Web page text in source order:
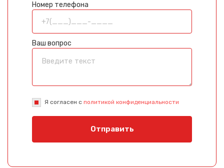
Номер телефона
Ваш вопрос
Я согласен с политикой конфиденциальности
Отправить